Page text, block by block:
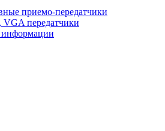
приемо-передатчики
передатчики